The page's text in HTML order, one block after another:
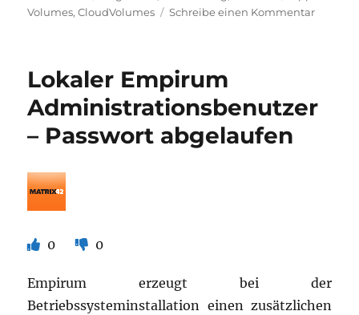
am
Volumes,CloudVolumes Schreibe einen Kommentarzu
Lokaler Empirum
Administrationsbenutzer
– Passwort abgelaufen
0 0
Empirum erzeugt bei der
Betriebssysteminstallation einen zusätzlichen